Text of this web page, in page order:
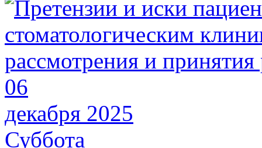
06
декабря 2025
Суббота